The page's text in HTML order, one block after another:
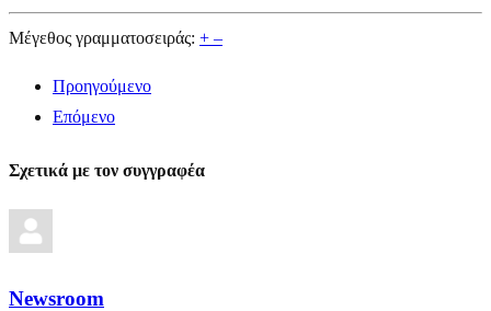
Μέγεθος γραμματοσειράς: + –
Προηγούμενο
Επόμενο
Σχετικά με τον συγγραφέα
Newsroom